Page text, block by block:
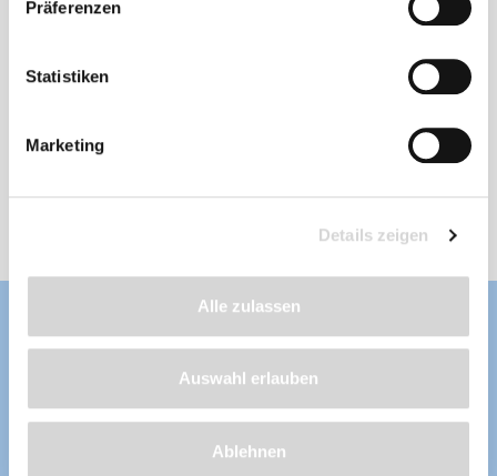
Präferenzen
Statistiken
Marketing
Details zeigen
Alle zulassen
Auswahl erlauben
Ablehnen
PVC-Teichfolie, schwarz, Stärke: 0,5 mm
Stärke: 0,5 mm
und unverbrauchten Rohstoffen hergestellt
ab 118,99 €